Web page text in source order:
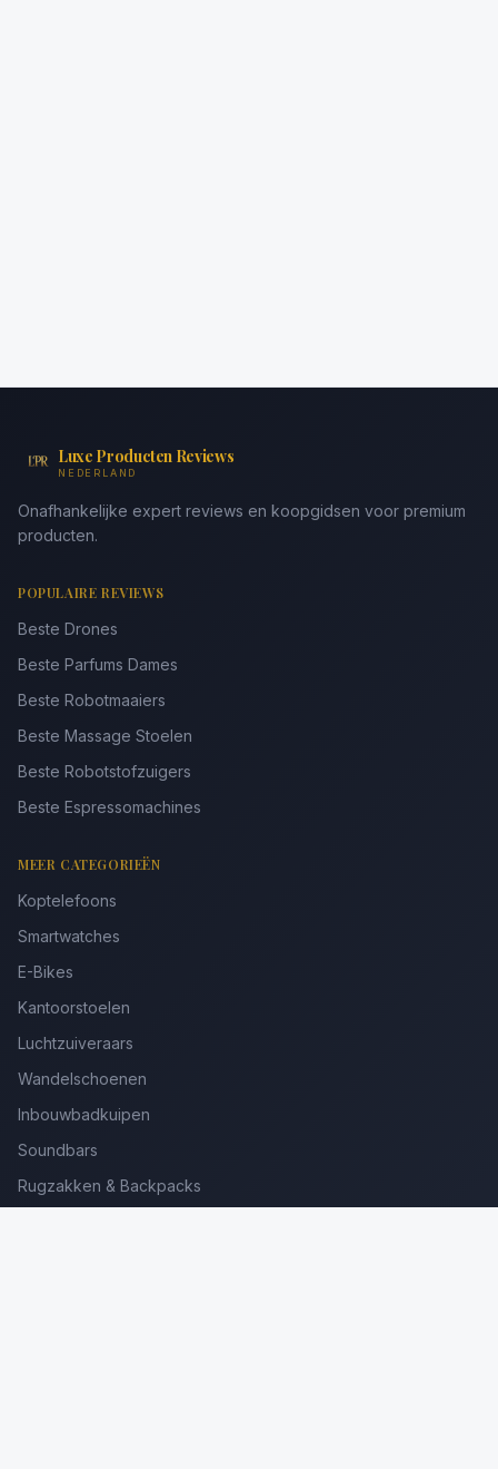
Luxe Producten Reviews
NEDERLAND
Onafhankelijke expert reviews en koopgidsen voor premium
producten.
POPULAIRE REVIEWS
Beste Drones
Beste Parfums Dames
Beste Robotmaaiers
Beste Massage Stoelen
Beste Robotstofzuigers
Beste Espressomachines
MEER CATEGORIEËN
Koptelefoons
Smartwatches
E-Bikes
Kantoorstoelen
Luchtzuiveraars
Wandelschoenen
Inbouwbadkuipen
Soundbars
Rugzakken & Backpacks